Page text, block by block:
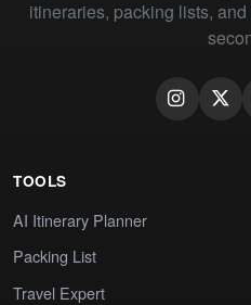
itineraries, packing lists,
TOOLS
AI Itinerary Planner
Packing List
Travel Expert